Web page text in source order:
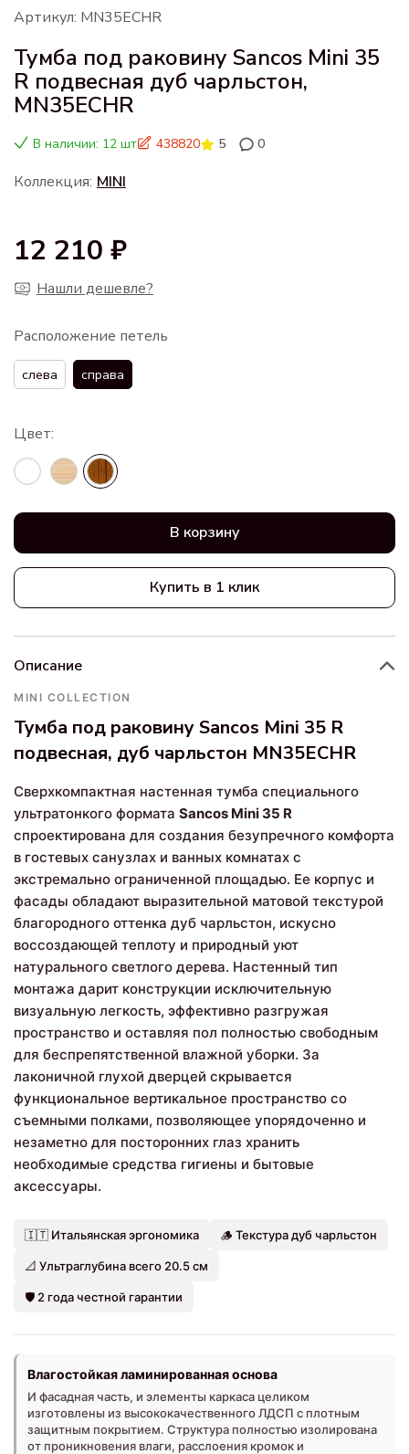
Артикул: MN35ECHR
Тумба под раковину Sancos Mini 35
R подвесная дуб чарльстон,
MN35ECHR
В наличии: 12 шт 438820 5 0
Коллекция: MINI
12 210 ₽
Нашли дешевле?
Расположение петель
слева справа
В корзину
Купить в 1 клик
Описание
MINI COLLECTION
Тумба под раковину Sancos Mini 35 R
подвесная, дуб чарльстон MN35ECHR
Сверхкомпактная настенная тумба специального
ультратонкого формата Sancos Mini 35 R
спроектирована для создания безупречного комфорта
в гостевых санузлах и ванных комнатах с
экстремально ограниченной площадью. Ее корпус и
фасады обладают выразительной матовой текстурой
благородного оттенка дуб чарльстон, искусно
воссоздающей теплоту и природный уют
натурального светлого дерева. Настенный тип
монтажа дарит конструкции исключительную
визуальную легкость, эффективно разгружая
пространство и оставляя пол полностью свободным
для беспрепятственной влажной уборки. За
лаконичной глухой дверцей скрывается
функциональное вертикальное пространство со
съемными полками, позволяющее упорядоченно и
незаметно для посторонних глаз хранить
необходимые средства гигиены и бытовые
аксессуары.
🇮🇹 Итальянская эргономика 🪵 Текстура дуб чарльстон
📐 Ультраглубина всего 20.5 см
🛡️ 2 года честной гарантии
Влагостойкая ламинированная основа
И фасадная часть, и элементы каркаса целиком
изготовлены из высококачественного ЛДСП с плотным
защитным покрытием. Структура полностью изолирована
от проникновения влаги, расслоения кромок и